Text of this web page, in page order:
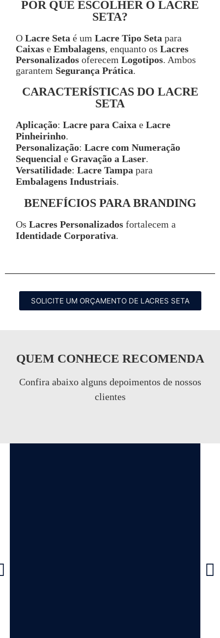
POR QUE ESCOLHER O LACRE
SETA?
O Lacre Seta é um Lacre Tipo Seta para
Caixas e Embalagens, enquanto os Lacres
Personalizados oferecem Logotipos. Ambos
garantem Segurança Prática.
CARACTERÍSTICAS DO LACRE
SETA
Aplicação: Lacre para Caixa e Lacre
Pinheirinho.
Personalização: Lacre com Numeração
Sequencial e Gravação a Laser.
Versatilidade: Lacre Tampa para
Embalagens Industriais.
BENEFÍCIOS PARA BRANDING
Os Lacres Personalizados fortalecem a
Identidade Corporativa.
SOLICITE UM ORÇAMENTO DE LACRES SETA
QUEM CONHECE RECOMENDA
Confira abaixo alguns depoimentos de nossos
clientes